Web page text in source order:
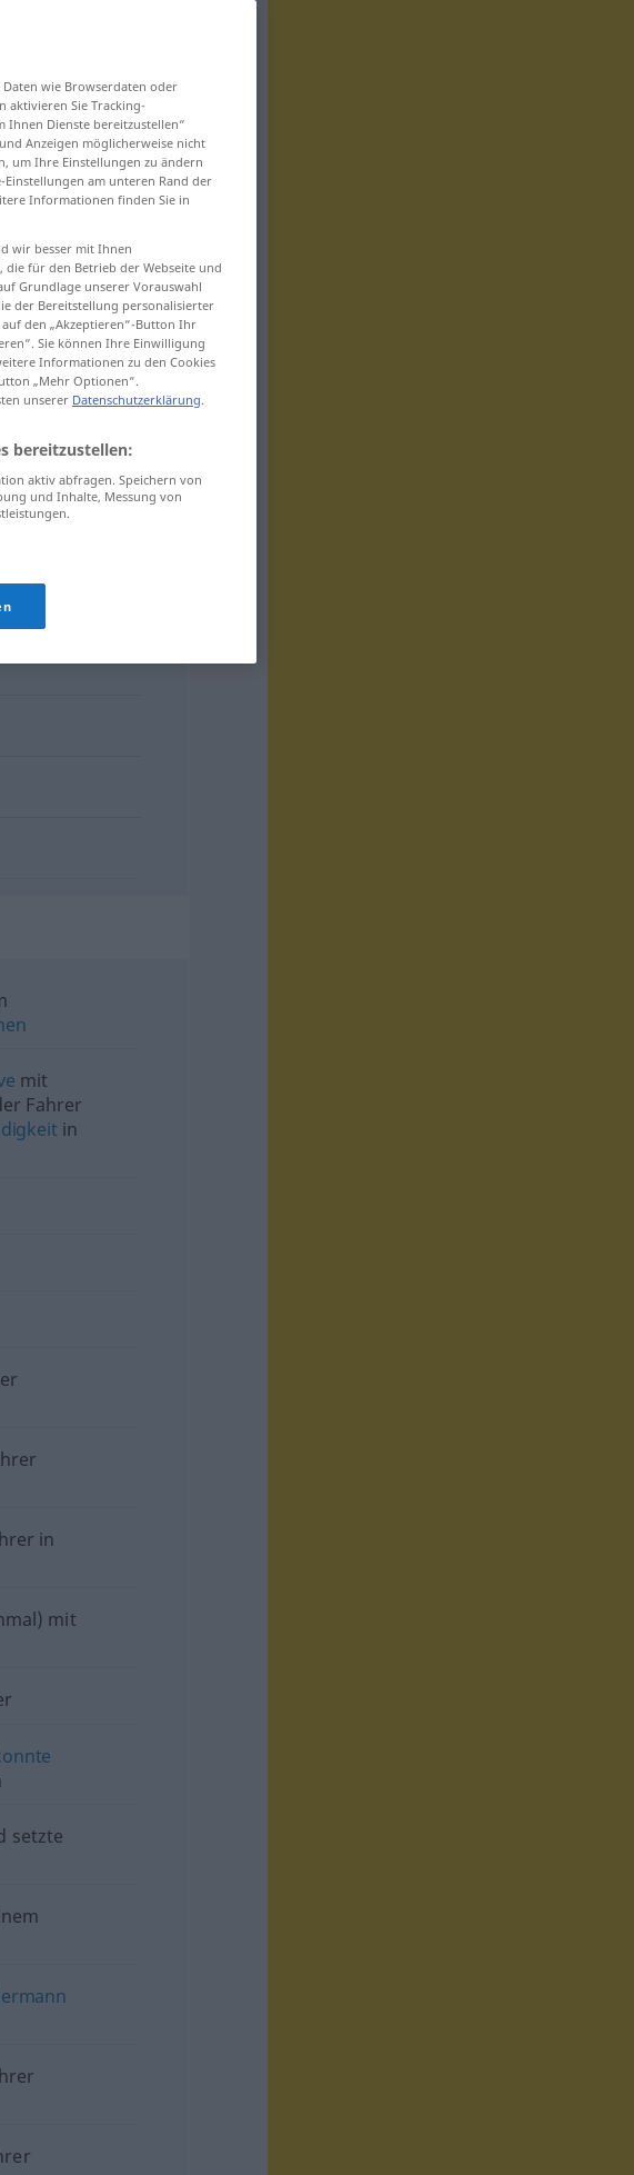
mit
Fahrer
in
in
mit
setzte
wie Browserdaten oder
aktivieren Sie Tracking-
Ihnen Dienste bereitzustellen“
Anzeigen möglicherweise nicht
um Ihre Einstellungen zu ändern
am unteren Rand der
Informationen finden Sie in
wir besser mit Ihnen
für den Betrieb der Webseite und
Grundlage unserer Vorauswahl
der Bereitstellung personalisierter
den „Akzeptieren“-Button Ihr
Sie können Ihre Einwilligung
Informationen zu den Cookies
„Mehr Optionen“.
unserer Datenschutzerklärung.
bereitzustellen:
aktiv abfragen. Speichern von
und Inhalte, Messung von